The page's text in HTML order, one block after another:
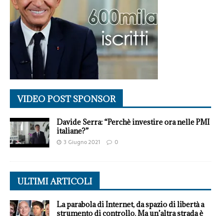
VIDEO POST SPONSOR
Davide Serra: “Perchè investire ora nelle PMI
italiane?”
3 Giugno 2021 0
ULTIMI ARTICOLI
La parabola di Internet, da spazio di libertà a
strumento di controllo. Ma un’altra strada è